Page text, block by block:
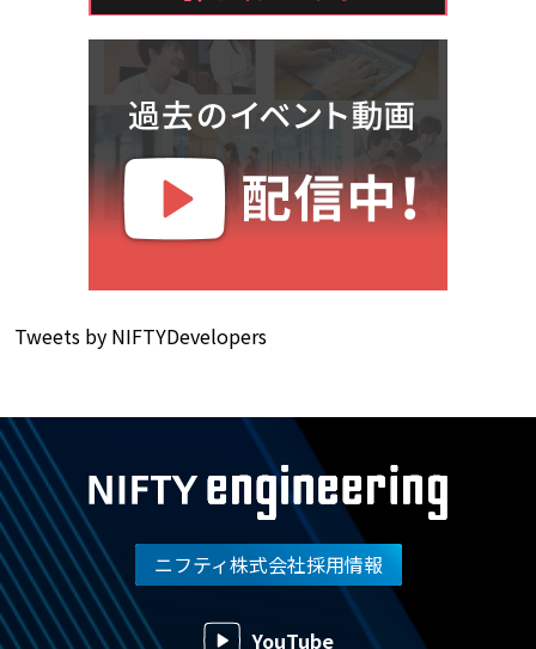
Tweets by NIFTYDevelopers
ニフティ株式会社採用情報
YouTube